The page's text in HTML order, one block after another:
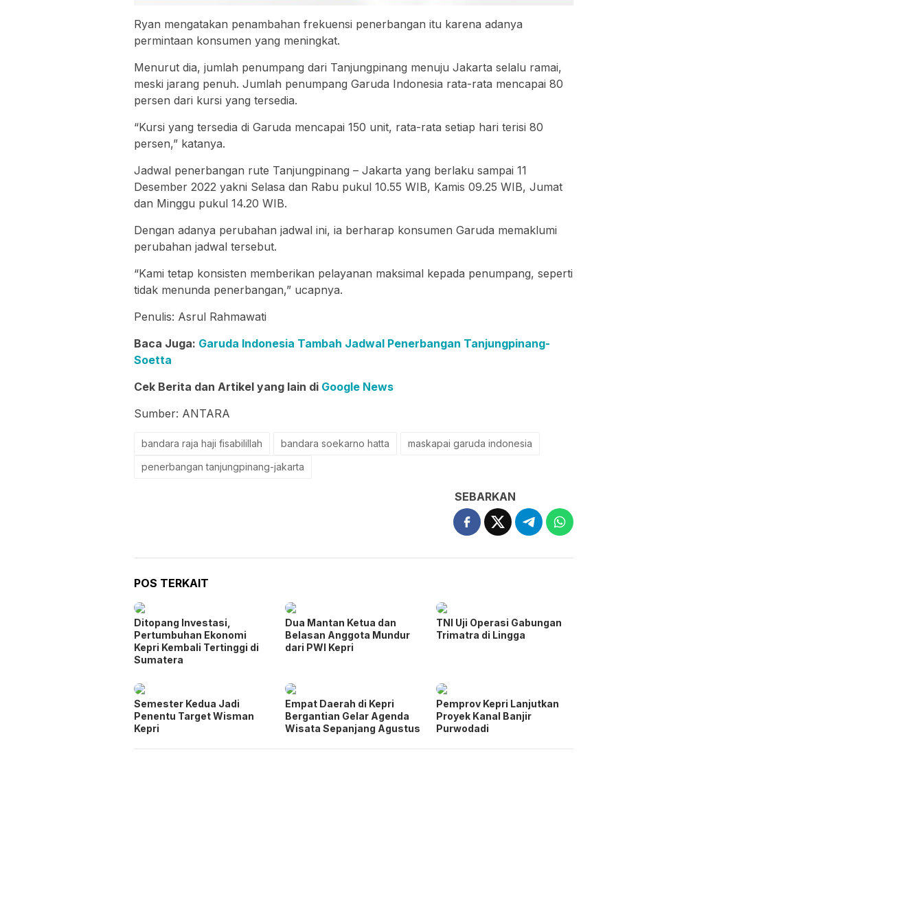
Ryan mengatakan penambahan frekuensi penerbangan itu karena adanya
permintaan konsumen yang meningkat.
Menurut dia, jumlah penumpang dari Tanjungpinang menuju Jakarta selalu ramai,
meski jarang penuh. Jumlah penumpang Garuda Indonesia rata-rata mencapai 80
persen dari kursi yang tersedia.
“Kursi yang tersedia di Garuda mencapai 150 unit, rata-rata setiap hari terisi 80
persen,” katanya.
Jadwal penerbangan rute Tanjungpinang – Jakarta yang berlaku sampai 11
Desember 2022 yakni Selasa dan Rabu pukul 10.55 WIB, Kamis 09.25 WIB, Jumat
dan Minggu pukul 14.20 WIB.
Dengan adanya perubahan jadwal ini, ia berharap konsumen Garuda memaklumi
perubahan jadwal tersebut.
“Kami tetap konsisten memberikan pelayanan maksimal kepada penumpang, seperti
tidak menunda penerbangan,” ucapnya.
Penulis: Asrul Rahmawati
Baca Juga: Garuda Indonesia Tambah Jadwal Penerbangan Tanjungpinang-
Soetta
Cek Berita dan Artikel yang lain di Google News
Sumber: ANTARA
bandara raja haji fisabilillah bandara soekarno hatta
maskapai garuda indonesia
penerbangan tanjungpinang-jakarta
SEBARKAN
POS TERKAIT
Ditopang Investasi,
Pertumbuhan Ekonomi
Kepri Kembali Tertinggi di
Sumatera
Dua Mantan Ketua dan
Belasan Anggota Mundur
dari PWI Kepri
TNI Uji Operasi Gabungan
Trimatra di Lingga
Semester Kedua Jadi
Penentu Target Wisman
Kepri
Empat Daerah di Kepri
Bergantian Gelar Agenda
Wisata Sepanjang Agustus
Pemprov Kepri Lanjutkan
Proyek Kanal Banjir
Purwodadi